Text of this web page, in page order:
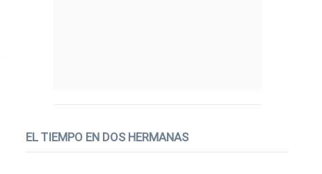
EL TIEMPO EN DOS HERMANAS